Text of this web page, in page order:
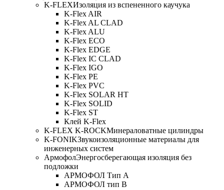
K-FLEXИзоляция из вспененного каучука
K-Flex AIR
K-Flex AL CLAD
K-Flex ALU
K-Flex ECO
K-Flex EDGE
K-Flex IC CLAD
K-Flex IGO
K-Flex PE
K-Flex PVC
K-Flex SOLAR HT
K-Flex SOLID
K-Flex ST
Клей K-Flex
K-FLEX K-ROCKМинераловатные цилиндры
K-FONIKЗвукоизоляционные материалы для
инженерных систем
АрмофолЭнергосберегающая изоляция без
подложки
АРМОФОЛ Тип А
АРМОФОЛ тип В